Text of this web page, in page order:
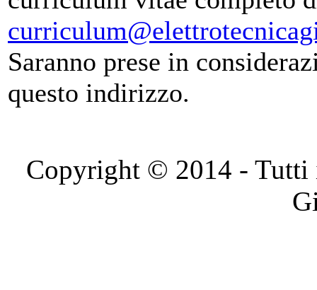
Saranno prese in
questo indirizzo.
Copyright © 2014 -